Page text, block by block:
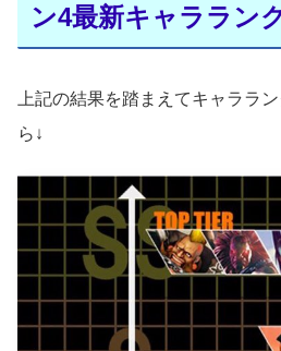
ン4最新キャララン
上記の結果を踏まえてキャララ
ら↓